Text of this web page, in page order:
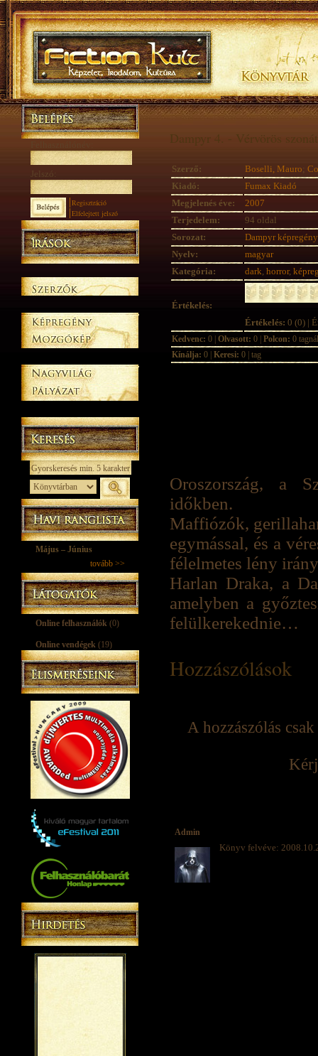
Jelszó:
Regisztráció
Elfelejtett jelszó
Május – Június
tovább >>
Online felhasználók (0)
Online vendégek (19)
Dampyr 4. - Vérvörös
Szerző: Boselli, Mauro;
Kiadó:
Fumax Kiadó
Megjelenés éve:
2007
Terjedelem:
94 oldal
Sorozat:
Dampyr
Nyelv:
magyar
Kategória:
dark, horror,
Értékelés:
Értékelés: 0 (0) |
Kedvenc: 0 | Olvasott: 0 | Polcon: 0 tagnál
Kínálja: 0 | Keresi: 0 | tag
Oroszország, a
időkben.
Maffiózók,
egymással, és a
félelmetes lény
Harlan Draka, a
amelyben a
felülkerekednie…
Hozzászólások
A hozzászólás
Admin
Könyv felvéve: